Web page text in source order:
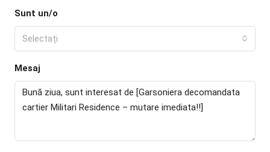
Sunt un/o
Selectați
Mesaj